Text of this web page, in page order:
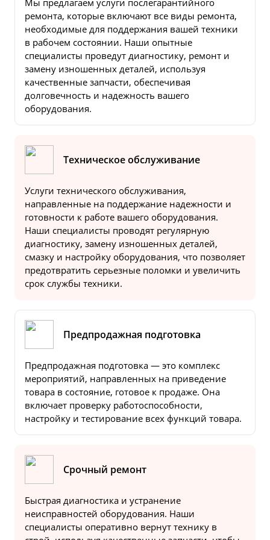
Мы предлагаем услуги послегарантийного
ремонта, которые включают все виды ремонта,
необходимые для поддержания вашей техники
в рабочем состоянии. Наши опытные
специалисты проведут диагностику, ремонт и
замену изношенных деталей, используя
качественные запчасти, обеспечивая
долговечность и надежность вашего
оборудования.
Техническое обслуживание
Услуги технического обслуживания,
направленные на поддержание надежности и
готовности к работе вашего оборудования.
Наши специалисты проводят регулярную
диагностику, замену изношенных деталей,
смазку и настройку оборудования, что позволяет
предотвратить серьезные поломки и увеличить
срок службы техники.
Предпродажная подготовка
Предпродажная подготовка — это комплекс
мероприятий, направленных на приведение
товара в состояние, готовое к продаже. Она
включает проверку работоспособности,
настройку и тестирование всех функций товара.
Срочный ремонт
Быстрая диагностика и устранение
неисправностей оборудования. Наши
специалисты оперативно вернут технику в